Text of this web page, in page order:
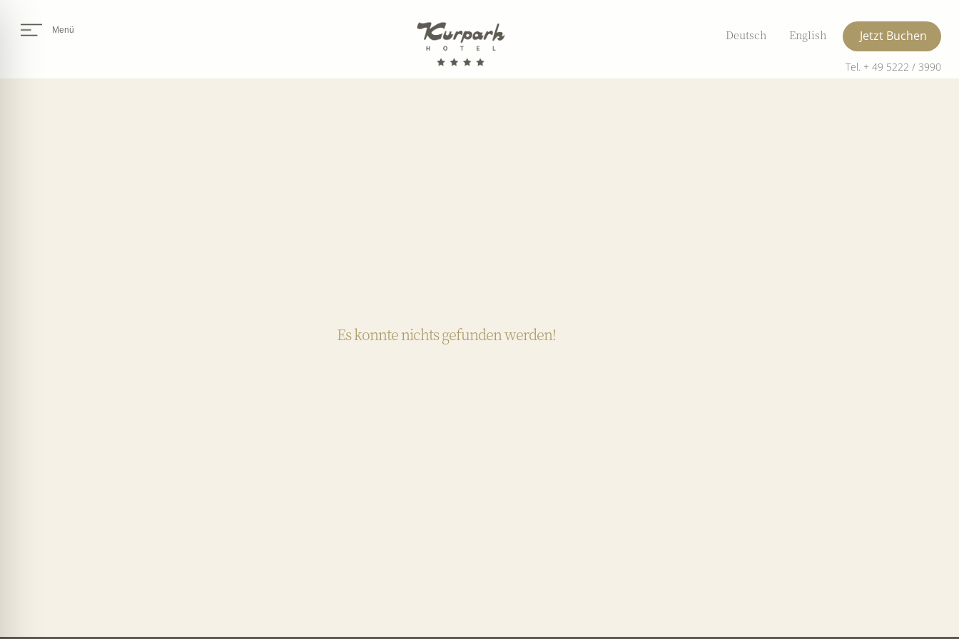
Deutsch English Jetzt Buchen
Tel. + 49 5222 / 3990
Es konnte nichts gefunden werden!